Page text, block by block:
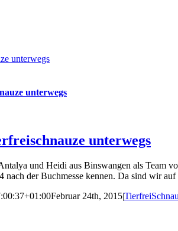
unterwegs
unterwegs
unterwegs
und Heidi aus Binswangen als Team
der Buchmesse kennen. Da sind wir
Februar 24th, 2015|